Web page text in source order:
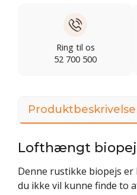
Ring til os
52 700 500
Lofthængt
Denne rustikke biopejs
du ikke vil kunne finde to